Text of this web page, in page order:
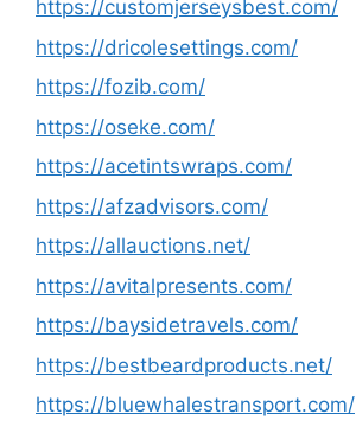
https://customjerseysbest.com/
https://dricolesettings.com/
https://fozib.com/
https://oseke.com/
https://acetintswraps.com/
https://afzadvisors.com/
https://allauctions.net/
https://avitalpresents.com/
https://baysidetravels.com/
https://bestbeardproducts.net/
https://bluewhalestransport.com/